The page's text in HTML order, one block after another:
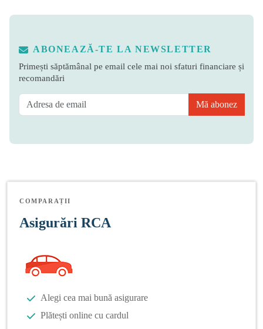
ABONEAZĂ-TE LA NEWSLETTER
Primești săptămânal pe email cele mai noi sfaturi financiare și
recomandări
Mă abonez
COMPARAȚII
Asigurări RCA
Alegi cea mai bună asigurare
Plătești online cu cardul